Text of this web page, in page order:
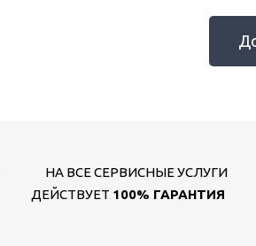
НА ВСЕ СЕРВИСНЫЕ УСЛУГИ
ДЕЙСТВУЕТ 100% ГАРАНТИЯ